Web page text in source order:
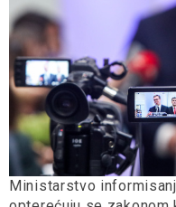
Ministarstvo